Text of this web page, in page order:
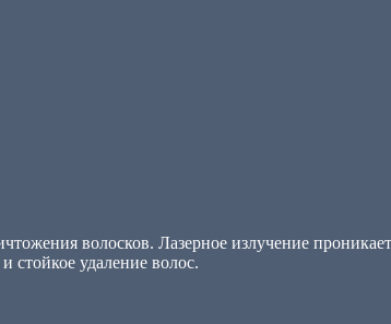
волосков. Лазерное излучение
стойкое удаление волос.